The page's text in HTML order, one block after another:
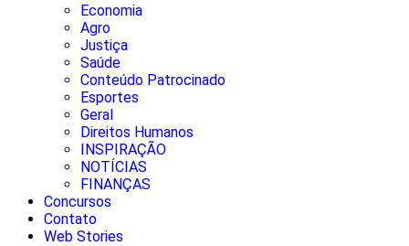
Economia
Agro
Justiça
Saúde
Conteúdo Patrocinado
Esportes
Geral
Direitos Humanos
INSPIRAÇÃO
NOTÍCIAS
FINANÇAS
Concursos
Contato
Web Stories